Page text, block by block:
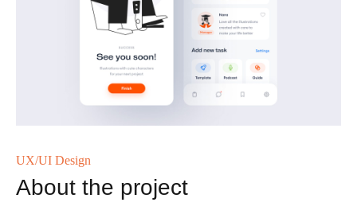
UX/UI Design
About the project